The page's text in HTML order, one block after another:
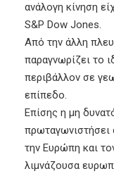
ανάλογη κίνηση
S&P Dow Jones.
Από την άλλη
παραγνωρίζει το
περιβάλλον σε
επίπεδο.
Επίσης η μη
πρωταγωνιστήσει
την Ευρώπη και
λιμνάζουσα